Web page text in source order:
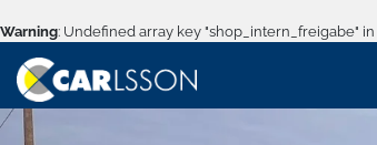
Warning: Undefined array key "shop_intern_freigabe" in